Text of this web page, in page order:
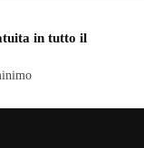
in tutto il